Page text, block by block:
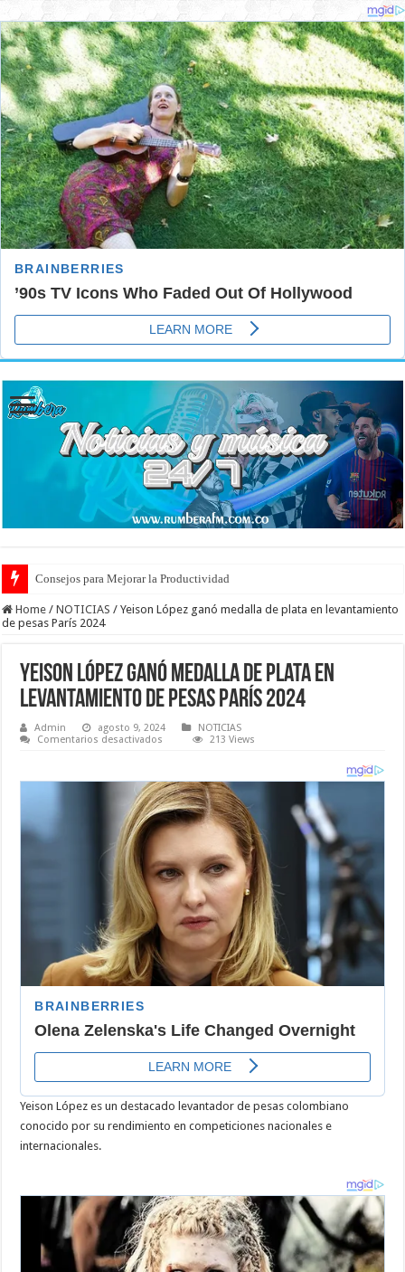
Consejos para Mejorar la Productividad
Cuidado de Escaras en la Piel: Prevención y Tratamiento Eficaz
Home / NOTICIAS / Yeison López ganó medalla de plata en levantamiento
de pesas París 2024
Yeison López ganó medalla de plata en
levantamiento de pesas París 2024
Admin agosto 9, 2024
NOTICIAS
Comentarios desactivados
medalla
de
plata
en
levantamiento
pesas
París
2024
213 Views
Yeison López es un destacado levantador de pesas colombiano
conocido por su rendimiento en competiciones nacionales e
internacionales.